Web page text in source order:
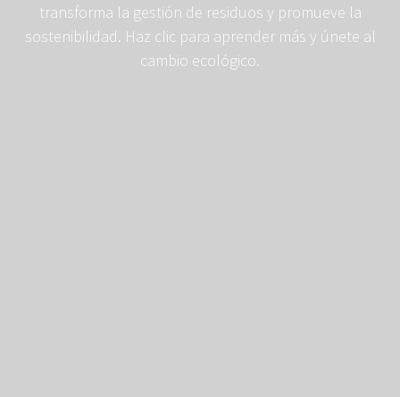
transforma la gestión de residuos y promueve la
sostenibilidad. Haz clic para aprender más y únete al
cambio ecológico.